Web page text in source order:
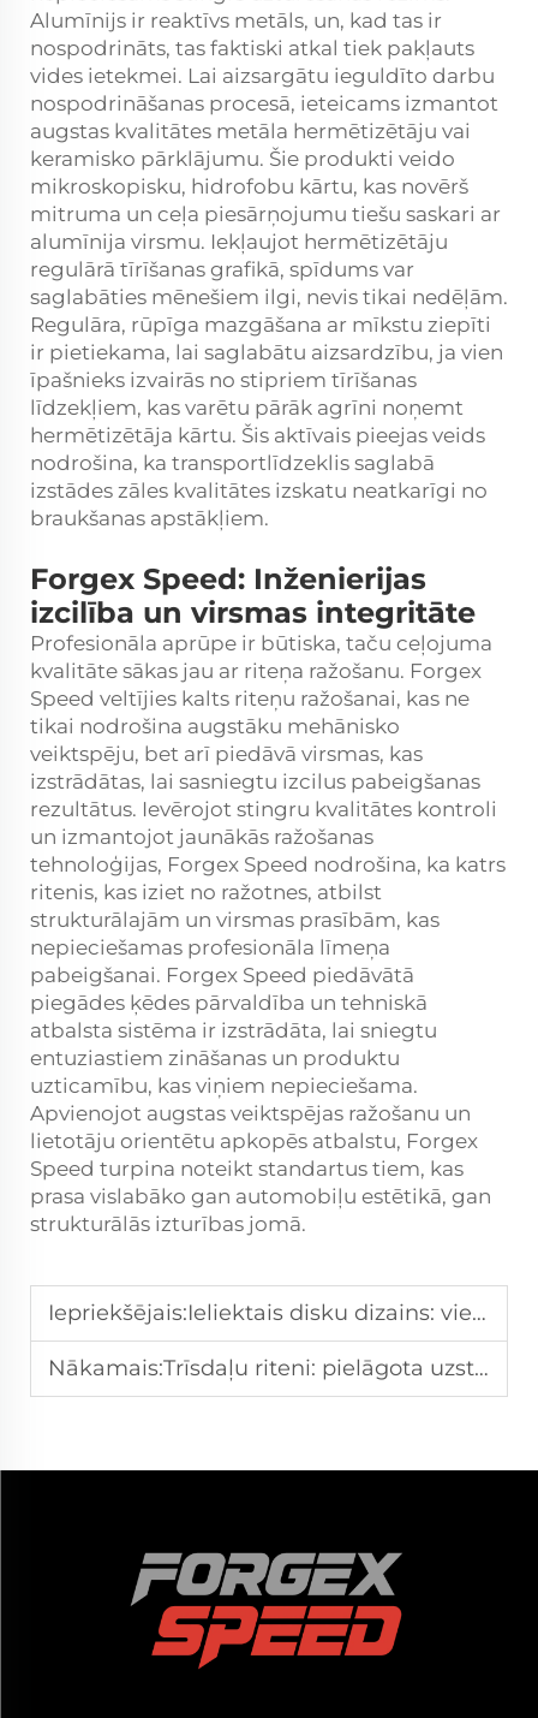
Alumīnijs ir reaktīvs metāls, un, kad tas ir
nospodrināts, tas faktiski atkal tiek pakļauts
vides ietekmei. Lai aizsargātu ieguldīto darbu
nospodrināšanas procesā, ieteicams izmantot
augstas kvalitātes metāla hermētizētāju vai
keramisko pārklājumu. Šie produkti veido
mikroskopisku, hidrofobu kārtu, kas novērš
mitruma un ceļa piesārņojumu tiešu saskari ar
alumīnija virsmu. Iekļaujot hermētizētāju
regulārā tīrīšanas grafikā, spīdums var
saglabāties mēnešiem ilgi, nevis tikai nedēļām.
Regulāra, rūpīga mazgāšana ar mīkstu ziepīti
ir pietiekama, lai saglabātu aizsardzību, ja vien
īpašnieks izvairās no stipriem tīrīšanas
līdzekļiem, kas varētu pārāk agrīni noņemt
hermētizētāja kārtu. Šis aktīvais pieejas veids
nodrošina, ka transportlīdzeklis saglabā
izstādes zāles kvalitātes izskatu neatkarīgi no
braukšanas apstākļiem.
Forgex Speed: Inženierijas
izcilība un virsmas integritāte
Profesionāla aprūpe ir būtiska, taču ceļojuma
kvalitāte sākas jau ar riteņa ražošanu. Forgex
Speed veltījies kalts riteņu ražošanai, kas ne
tikai nodrošina augstāku mehānisko
veiktspēju, bet arī piedāvā virsmas, kas
izstrādātas, lai sasniegtu izcilus pabeigšanas
rezultātus. Ievērojot stingru kvalitātes kontroli
un izmantojot jaunākās ražošanas
tehnoloģijas, Forgex Speed nodrošina, ka katrs
ritenis, kas iziet no ražotnes, atbilst
strukturālajām un virsmas prasībām, kas
nepieciešamas profesionāla līmeņa
pabeigšanai. Forgex Speed piedāvātā
piegādes ķēdes pārvaldība un tehniskā
atbalsta sistēma ir izstrādāta, lai sniegtu
entuziastiem zināšanas un produktu
uzticamību, kas viņiem nepieciešama.
Apvienojot augstas veiktspējas ražošanu un
lietotāju orientētu apkopēs atbalstu, Forgex
Speed turpina noteikt standartus tiem, kas
prasa vislabāko gan automobiļu estētikā, gan
strukturālās izturības jomā.
Iepriekšējais:Ieliektais disku dizains: vieglā konstrukcija uzlabo vadības precizitāti
Nākamais:Trīsdaļu riteni: pielāgota uzstādīšana maksimālai sniegumspējai